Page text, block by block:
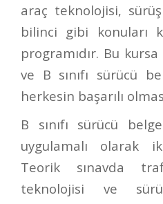
araç teknolojisi,
bilinci gibi konuları
programıdır. Bu
ve B sınıfı sürücü
herkesin başarılı
B sınıfı sürücü
uygulamalı olarak
Teorik sınavda
teknolojisi ve